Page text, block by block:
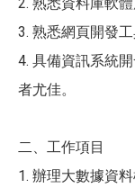
3. 熟悉網頁開發
4. 具備資訊系統
者尤佳。
二、工作項目
1. 辦理大數據資